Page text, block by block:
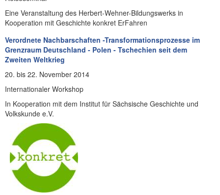
Eine Veranstaltung des Herbert-Wehner-Bildungswerks in
Kooperation mit Geschichte konkret ErFahren
Verordnete Nachbarschaften -Transformationsprozesse im
Grenzraum Deutschland - Polen - Tschechien seit dem
Zweiten Weltkrieg
20. bis 22. November 2014
Internationaler Workshop
In Kooperation mit dem Institut für Sächsische Geschichte und
Volkskunde e.V.